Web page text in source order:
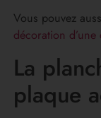
Vous pouvez
décoration
La
plaque